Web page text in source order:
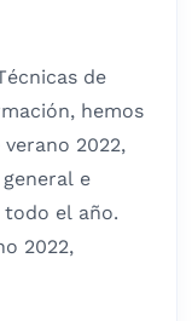
de
hemos
2022,
e
el año.
2022,